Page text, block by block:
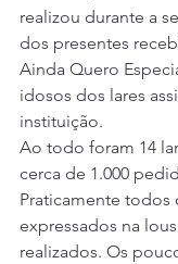
realizou durante a
dos presentes
Ainda Quero
idosos dos lares
instituição.
Ao todo foram 14
cerca de 1.000
Praticamente todos
expressados na
realizados. Os